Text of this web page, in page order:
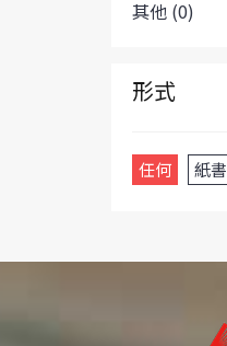
其他 (0)
形式
任何 紙書